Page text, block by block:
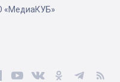
«МедиаКУБ»